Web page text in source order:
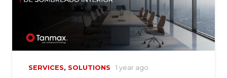
SERVICES, SOLUTIONS 1 year ago